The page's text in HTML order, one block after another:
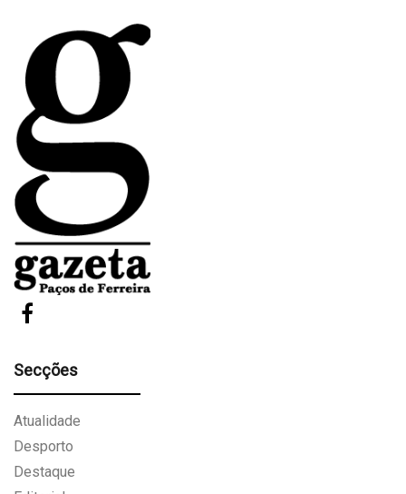
Secções
Atualidade
Desporto
Destaque